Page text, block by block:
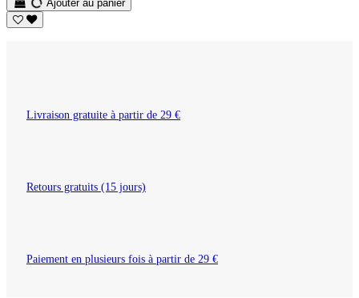
Ajouter au panier
Livraison gratuite à partir de 29 €
Retours gratuits (15 jours)
Paiement en plusieurs fois à partir de 29 €